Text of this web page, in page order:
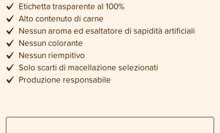
Etichetta trasparente al 100%
Alto contenuto di carne
Nessun aroma ed esaltatore di sapidità artificiali
Nessun colorante
Nessun riempitivo
Solo scarti di macellazione selezionati
Produzione responsabile